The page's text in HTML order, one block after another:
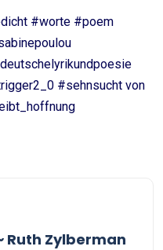
#worte #poem
#sehnsucht von
Ruth Zylberman